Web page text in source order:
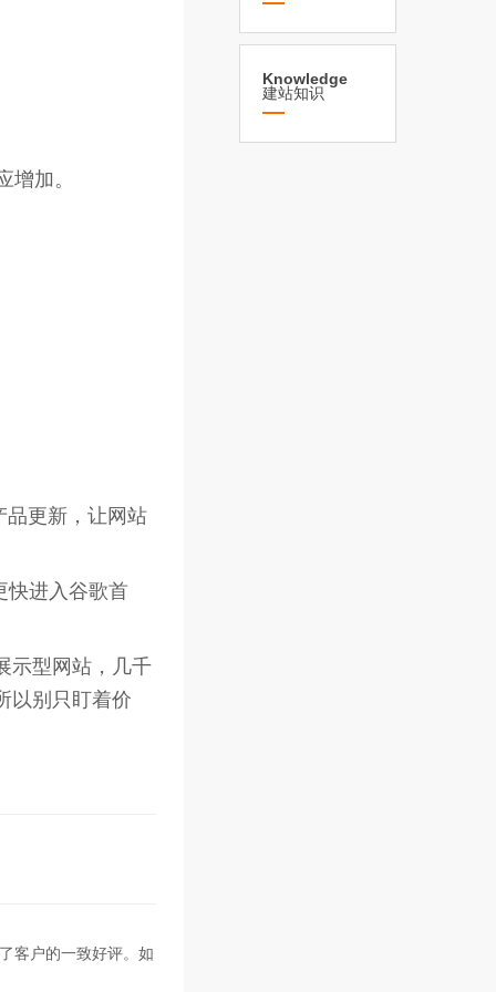
加。
品更新，让网站
快进入谷歌首
示型网站，几千
以别只盯着价
客户的一致好评。如
Knowledge
建站知识